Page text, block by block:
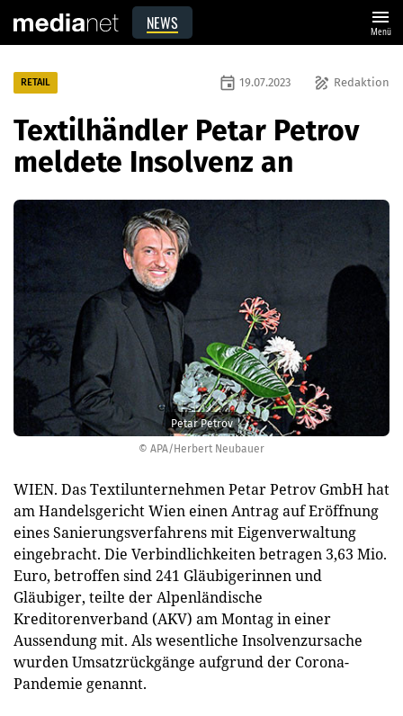
NEWS menu
Menü
© APA/Herbert Neubauer
Petar Petrov
RETAIL draw Redaktion
event 19.07.2023
Textilhändler Petar Petrov
meldete Insolvenz an
WIEN. Das Textilunternehmen Petar Petrov GmbH hat
am Handelsgericht Wien einen Antrag auf Eröffnung
eines Sanierungsverfahrens mit Eigenverwaltung
eingebracht. Die Verbindlichkeiten betragen 3,63 Mio.
Euro, betroffen sind 241 Gläubigerinnen und
Gläubiger, teilte der Alpenländische
Kreditorenverband (AKV) am Montag in einer
Aussendung mit. Als wesentliche Insolvenzursache
wurden Umsatzrückgänge aufgrund der Corona-
Pandemie genannt.